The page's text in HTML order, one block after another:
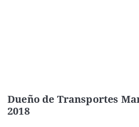
Dueño de Transportes
2018